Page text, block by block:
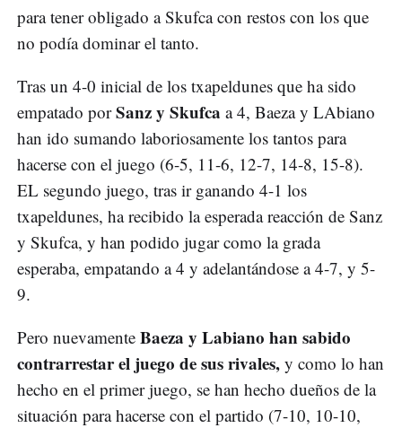
para tener obligado a Skufca con restos con los que
no podía dominar el tanto.
Tras un 4-0 inicial de los txapeldunes que ha sido
empatado porSanz y Skufca a 4, Baeza y LAbiano
han ido sumando laboriosamente los tantos para
hacerse con el juego (6-5, 11-6, 12-7, 14-8, 15-8).
EL segundo juego, tras ir ganando 4-1 los
txapeldunes, ha recibido la esperada reacción de Sanz
y Skufca, y han podido jugar como la grada
esperaba, empatando a 4 y adelantándose a 4-7, y 5-
9.
Pero nuevamente Baeza y Labiano han sabido
contrarrestar el juego de sus rivales, y como lo han
hecho en el primer juego, se han hecho dueños de la
situación para hacerse con el partido (7-10, 10-10,